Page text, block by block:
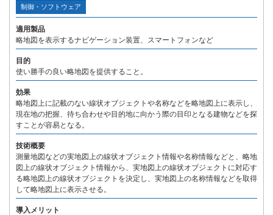
制御・ソフトウェア
適用製品
略地図を表示するナビゲーション装置、スマートフォンなど
目的
使い勝手の良い略地図を提供すること。
効果
略地図上に記載のない線状オブジェクトや名称などを略地図上に表示し、
現在地の把握、待ち合わせや目的地に向かう際の目印となる建物などを探
すことが容易となる。
技術概要
測量地図などの実地図上の線状オブジェクト情報や名称情報などと、略地
図上の線状オブジェクト情報から、実地図上の線状オブジェクトに対応す
る略地図上の線状オブジェクトを決定し、実地図上の名称情報などを取得
して略地図上に表示させる。
導入メリット